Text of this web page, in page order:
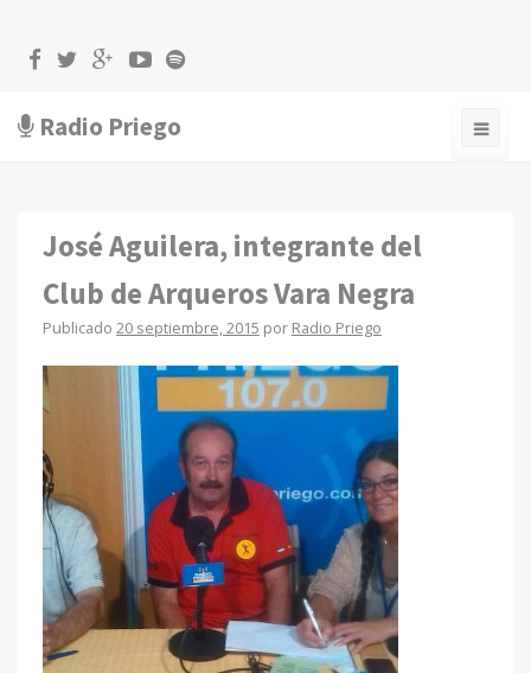
Radio Priego
José Aguilera, integrante del
Club de Arqueros Vara Negra
Publicado 20 septiembre, 2015 por Radio Priego